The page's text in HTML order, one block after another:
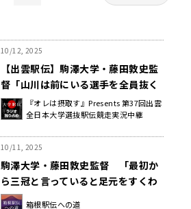
10/12, 2025
【出雲駅伝】駒澤大学・藤田敦史監
督「山川は前にいる選手を全員抜く
気持ちでいく」
『オレは摂取す』Presents 第37回出雲
全日本大学選抜駅伝競走実況中継
10/11, 2025
駒澤大学・藤田敦史監督 「最初か
ら三冠と言っていると足元をすくわ
れる」～箱根駅伝への道～
箱根駅伝への道